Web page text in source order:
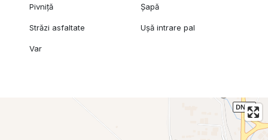
Pivniță Șapă
Străzi asfaltate Ușă intrare pal
Var